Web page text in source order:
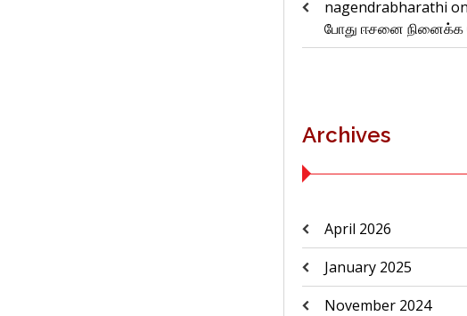
nagendrabharathi on
போது ஈசனை
Archives
April 2026
January 2025
November 2024